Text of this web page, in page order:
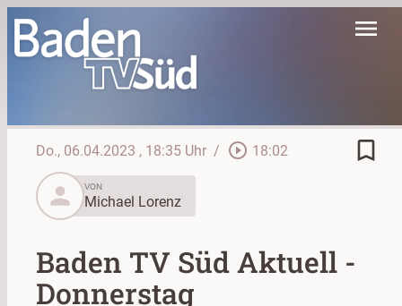
menu
Do., 06.04.2023 , 18:35 Uhr / play_circle_outline 18:02
bookmark_border
person
VON
Michael Lorenz
Baden TV Süd Aktuell -
Donnerstag